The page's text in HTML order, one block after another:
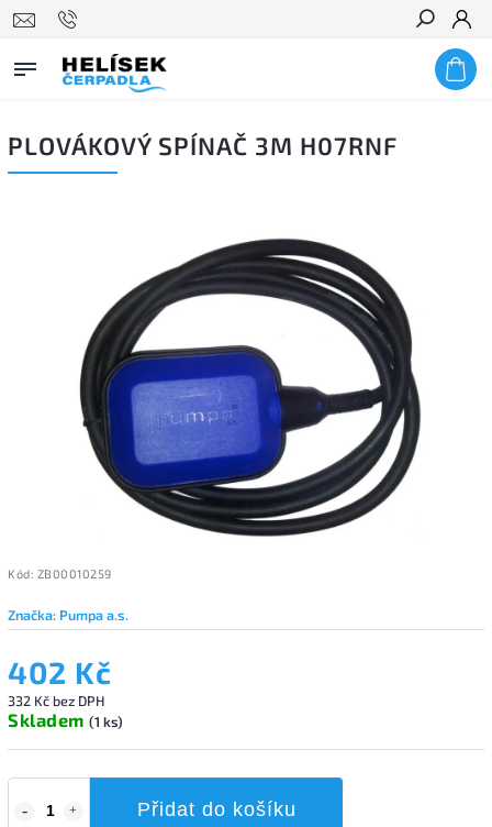
Hledat
PLOVÁKOVÝ SPÍNAČ 3M H07RNF
Kód: ZB00010259
Značka: Pumpa a.s.
402 Kč
332 Kč bez DPH
Skladem (1 ks)
Přidat do košíku